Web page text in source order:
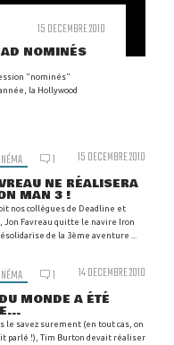
15 DECEMBRE 2010
NOMINÉS
"nominés"
la Hollywood
1 15 DECEMBRE 2010
NE RÉALISERA
MAN 3 !
nos collègues de Deadline et
Jon Favreau quitte le navire Iron
de la 3ème aventure ...
1 14 DECEMBRE 2010
MONDE A ÉTÉ
le savez surement (en tout cas, on
parlé !), Tim Burton devait réaliser